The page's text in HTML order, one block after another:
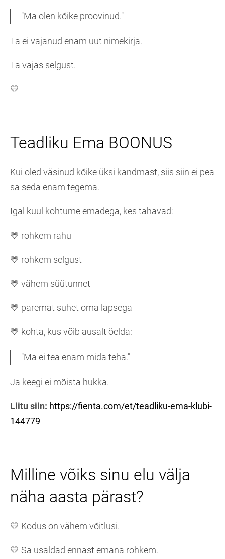
"Ma olen kõike proovinud."
Ta ei vajanud enam uut nimekirja.
Ta vajas selgust.
💛
Teadliku Ema BOONUS
Kui oled väsinud kõike üksi kandmast, siis siin ei pea
sa seda enam tegema.
Igal kuul kohtume emadega, kes tahavad:
💛 rohkem rahu
💛 rohkem selgust
💛 vähem süütunnet
💛 paremat suhet oma lapsega
💛 kohta, kus võib ausalt öelda:
"Ma ei tea enam mida teha."
Ja keegi ei mõista hukka.
Liitu siin: https://fienta.com/et/teadliku-ema-klubi-
144779
Milline võiks sinu elu välja
näha aasta pärast?
💛 Kodus on vähem võitlusi.
💛 Sa usaldad ennast emana rohkem.